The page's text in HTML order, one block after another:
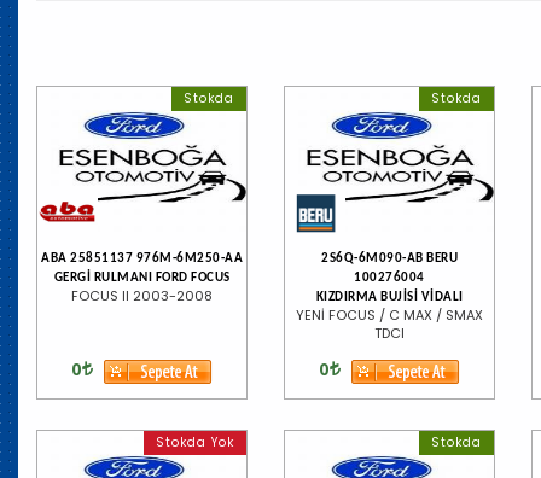
Stokda
ABA 25851137 976M-6M250-AA
GERGİ RULMANI FORD FOCUS
FOCUS II 2003-2008
0
Stokda
2S6Q-6M090-AB BERU
100276004
KIZDIRMA BUJİSİ VİDALI
YENİ FOCUS / C MAX / SMAX
TDCI
0
Stokda Yok Stokda